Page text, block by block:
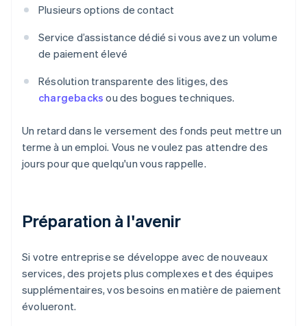
Plusieurs options de contact
Service d’assistance dédié si vous avez un volume
de paiement élevé
Résolution transparente des litiges, des
chargebacks ou des bogues techniques.
Un retard dans le versement des fonds peut mettre un
terme à un emploi. Vous ne voulez pas attendre des
jours pour que quelqu'un vous rappelle.
Préparation à l'avenir
Si votre entreprise se développe avec de nouveaux
services, des projets plus complexes et des équipes
supplémentaires, vos besoins en matière de paiement
évolueront.